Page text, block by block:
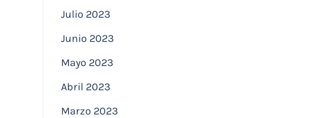
Julio 2023
Junio 2023
Mayo 2023
Abril 2023
Marzo 2023